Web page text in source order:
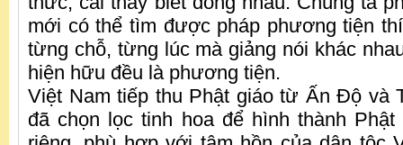
mới có thể tìm được pháp phương tiện
từng chỗ, từng lúc mà giảng nói khác
hiện hữu đều là phương tiện.
Việt Nam tiếp thu Phật giáo từ Ấn Độ và
đã chọn lọc tinh hoa để hình thành